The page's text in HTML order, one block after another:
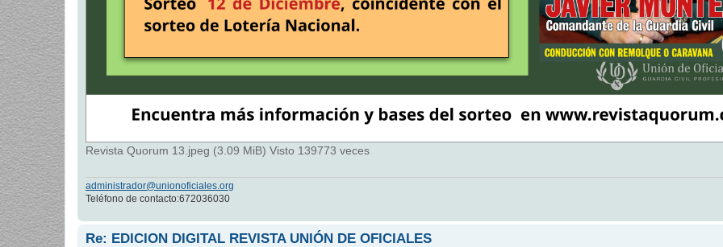
Revista Quorum 13.jpeg (3.09 MiB) Visto 139773 veces
administrador@unionoficiales.org
Teléfono de contacto:672036030
Re: EDICION DIGITAL REVISTA UNIÓN DE OFICIALES